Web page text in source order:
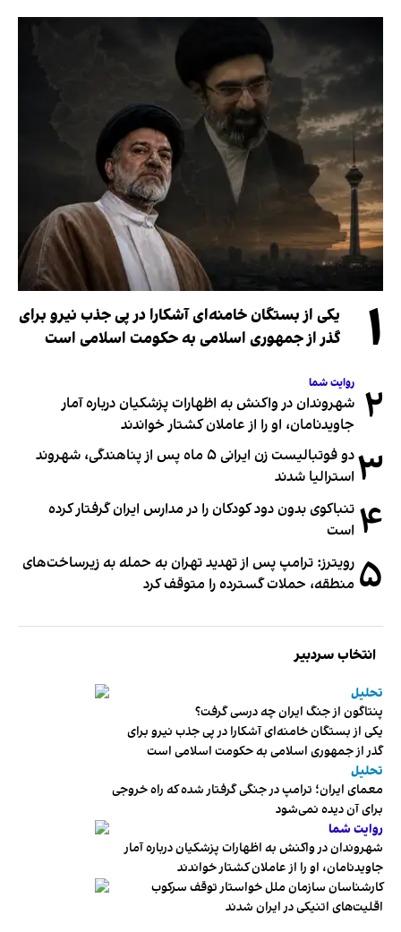
۱
یکی از بستگان خامنه‌ای آشکارا در پی جذب نیرو برای
گذر از جمهوری اسلامی به حکومت اسلامی است
۲ روایت شما
شهروندان در واکنش به اظهارات پزشکیان درباره آمار
جاویدنامان، او را از عاملان کشتار خواندند
۳
دو فوتبالیست زن ایرانی ۵ ماه پس از پناهندگی، شهروند
استرالیا شدند
۴ تنباکوی بدون دود کودکان را در مدارس ایران گرفتار کرده
است
۵ رویترز: ترامپ پس از تهدید تهران به حمله به زیرساخت‌های
منطقه، حملات گسترده را متوقف کرد
انتخاب سردبیر
تحلیل
پنتاگون از جنگ ایران چه درسی گرفت؟
یکی از بستگان خامنه‌ای آشکارا در پی جذب نیرو برای
گذر از جمهوری اسلامی به حکومت اسلامی است
تحلیل
معمای ایران؛ ترامپ در جنگی گرفتار شده که راه خروجی
برای آن دیده نمی‌شود
روایت شما
شهروندان در واکنش به اظهارات پزشکیان درباره آمار
جاویدنامان، او را از عاملان کشتار خواندند
کارشناسان سازمان ملل خواستار توقف سرکوب
اقلیت‌های اتنیکی در ایران شدند